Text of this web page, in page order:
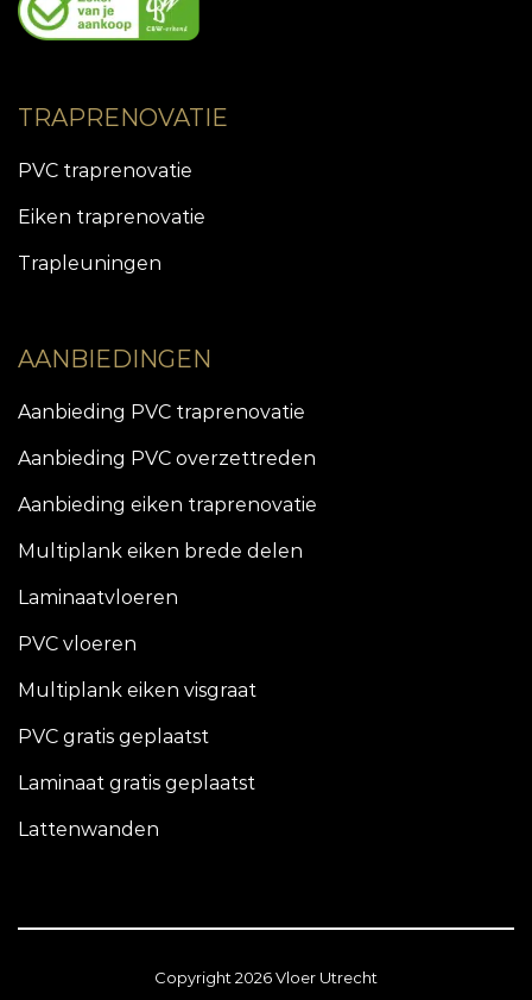
TRAPRENOVATIE
PVC traprenovatie
Eiken traprenovatie
Trapleuningen
AANBIEDINGEN
Aanbieding PVC traprenovatie
Aanbieding PVC overzettreden
Aanbieding eiken traprenovatie
Multiplank eiken brede delen
Laminaatvloeren
PVC vloeren
Multiplank eiken visgraat
PVC gratis geplaatst
Laminaat gratis geplaatst
Lattenwanden
Copyright 2026 Vloer Utrecht